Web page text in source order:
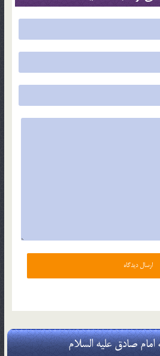
امام صادق علیه السلام